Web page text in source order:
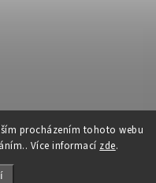
procházením tohoto webu
Více informací zde.